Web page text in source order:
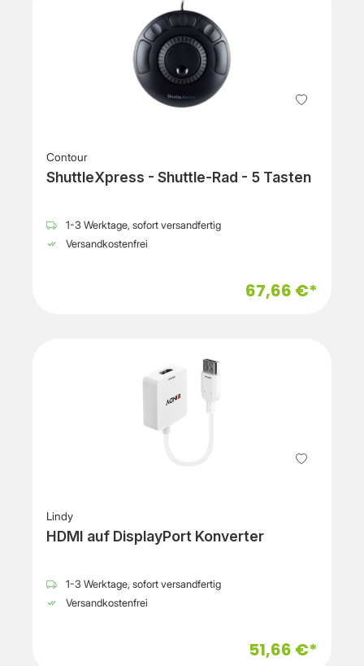
Contour
ShuttleXpress - Shuttle-Rad - 5 Tasten
1-3 Werktage, sofort versandfertig
Versandkostenfrei
67,66 €*
Lindy
HDMI auf DisplayPort Konverter
1-3 Werktage, sofort versandfertig
Versandkostenfrei
51,66 €*